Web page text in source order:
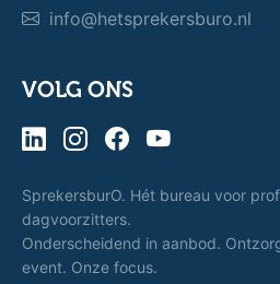
info@hetsprekersburo.nl
VOLG ONS
SprekersburO. Hét bureau voor
dagvoorzitters.
Onderscheidend in aanbod.
event. Onze focus.